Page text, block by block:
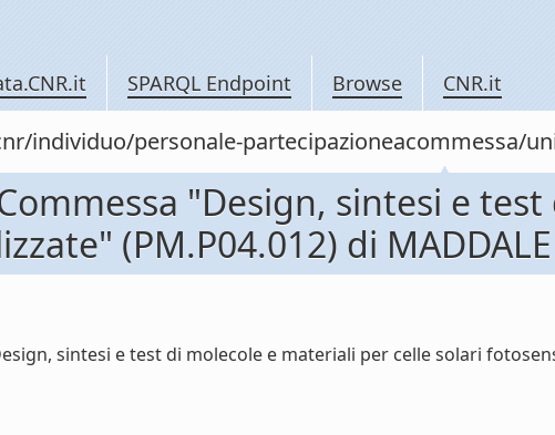
SPARQL Endpoint Browse CNR.it
individuo/personale-partecipazioneacommessa/
"Design, sintesi e
(PM.P04.012) di
sintesi e test di molecole e materiali per celle solari